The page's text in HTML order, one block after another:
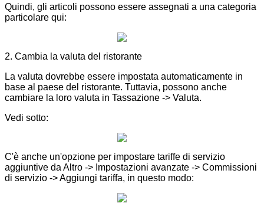
Quindi, gli articoli possono essere assegnati a una categoria
particolare qui:
2. Cambia la valuta del ristorante
La valuta dovrebbe essere impostata automaticamente in
base al paese del ristorante. Tuttavia, possono anche
cambiare la loro valuta in Tassazione -> Valuta.
Vedi sotto:
C'è anche un'opzione per impostare tariffe di servizio
aggiuntive da Altro -> Impostazioni avanzate -> Commissioni
di servizio -> Aggiungi tariffa, in questo modo: